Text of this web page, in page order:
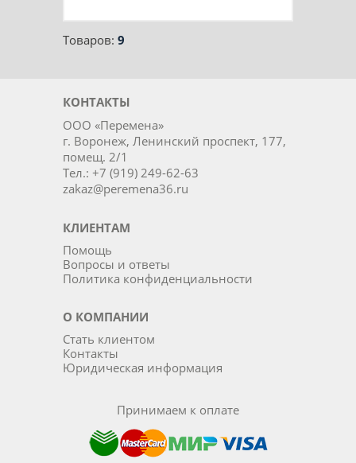
Товаров: 9
КОНТАКТЫ
ООО «Перемена»
г. Воронеж, Ленинский проспект, 177,
помещ. 2/1
Тел.: +7 (919) 249-62-63
zakaz@peremena36.ru
КЛИЕНТАМ
Помощь
Вопросы и ответы
Политика конфиденциальности
О КОМПАНИИ
Стать клиентом
Контакты
Юридическая информация
Принимаем к оплате